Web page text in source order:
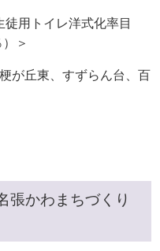
用トイレ洋式化率目
＞
が丘東、すずらん台、百
張かわまちづくり